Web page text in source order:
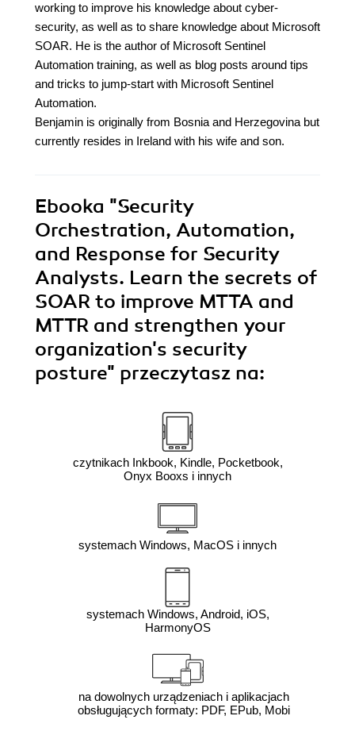
working to improve his knowledge about cyber-
security, as well as to share knowledge about Microsoft
SOAR. He is the author of Microsoft Sentinel
Automation training, as well as blog posts around tips
and tricks to jump-start with Microsoft Sentinel
Automation.
Benjamin is originally from Bosnia and Herzegovina but
currently resides in Ireland with his wife and son.
Ebooka "Security
Orchestration, Automation,
and Response for Security
Analysts. Learn the secrets of
SOAR to improve MTTA and
MTTR and strengthen your
organization's security
posture" przeczytasz na:
czytnikach Inkbook, Kindle, Pocketbook,
Onyx Booxs i innych
systemach Windows, MacOS i innych
systemach Windows, Android, iOS,
HarmonyOS
na dowolnych urządzeniach i aplikacjach
obsługujących formaty: PDF, EPub, Mobi